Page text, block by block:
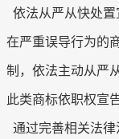
依法从严从快处
在严重误导行为的
制，依法主动从严
此类商标依职权宣
通过完善相关法